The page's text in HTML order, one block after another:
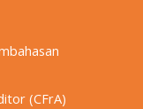
(CFrA)